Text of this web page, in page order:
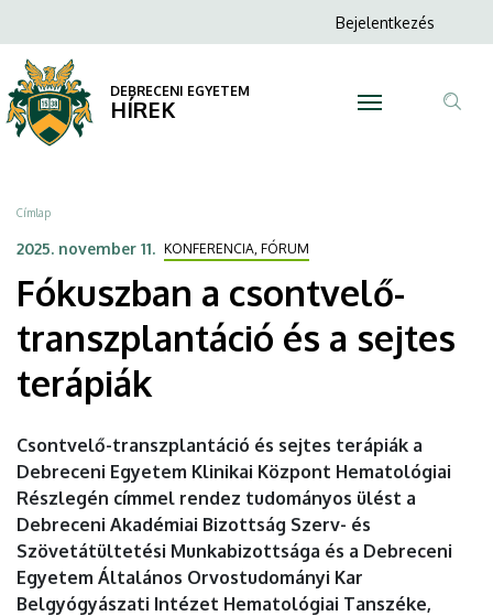
csontvelő-
transzplantáció
és
a
sejtes
terápiák
DEBRECENI
EGYETEM
a
tartalomra
Anonim
menüje
Bejelentkezés
DEBRECENI EGYETEM
HÍREK
Morzsa
Címlap
2025. november 11. KONFERENCIA, FÓRUM
Fókuszban a csontvelő-
transzplantáció és a sejtes
terápiák
Csontvelő-transzplantáció és sejtes terápiák a
Debreceni Egyetem Klinikai Központ Hematológiai
Részlegén címmel rendez tudományos ülést a
Debreceni Akadémiai Bizottság Szerv- és
Szövetátültetési Munkabizottsága és a Debreceni
Egyetem Általános Orvostudományi Kar
Belgyógyászati Intézet Hematológiai Tanszéke,